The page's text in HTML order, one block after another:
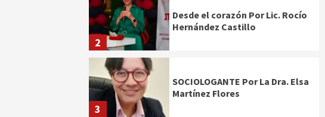
2
Desde el corazón Por Lic. Rocío
Hernández Castillo
3
SOCIOLOGANTE Por La Dra. Elsa
Martínez Flores